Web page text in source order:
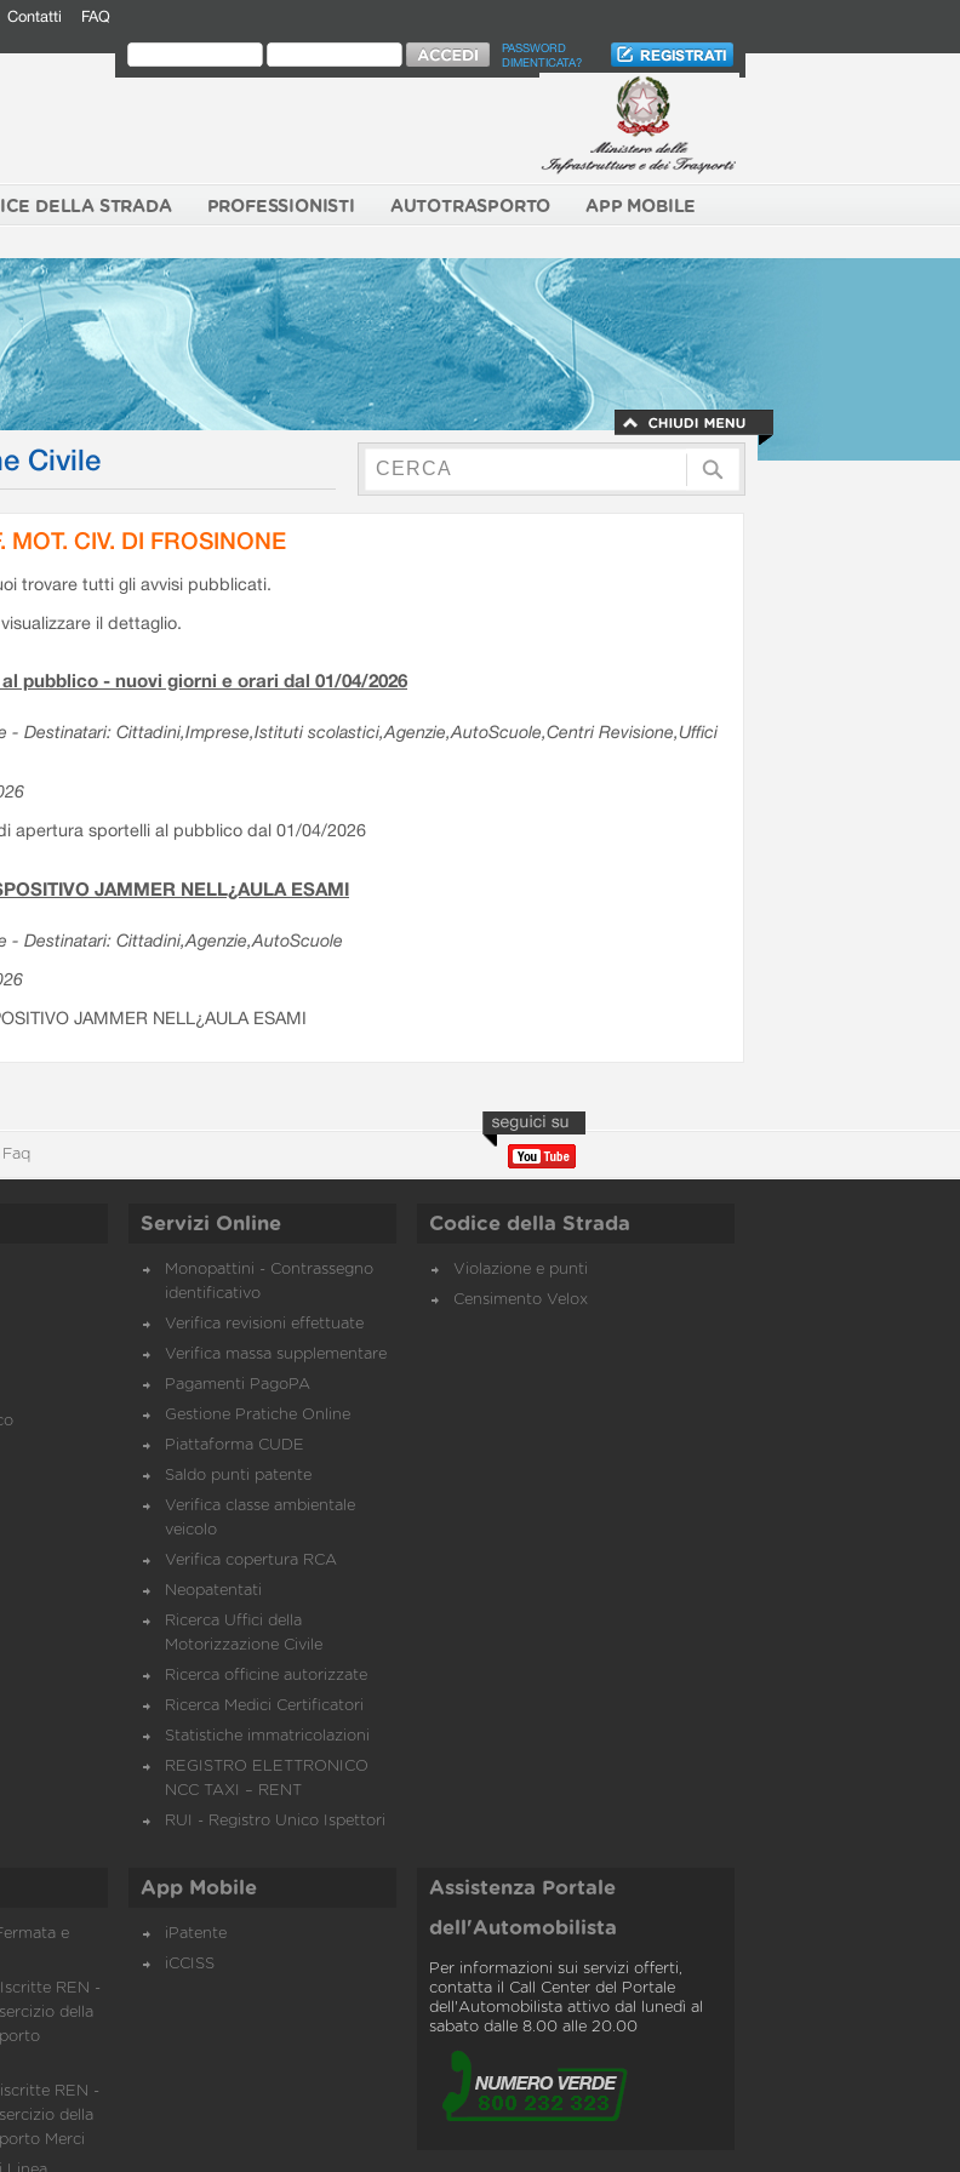
Contatti FAQ
PASSWORD
DIMENTICATA?
DELLA STRADA PROFESSIONISTI AUTOTRASPORTO APP MOBILE
Civile
CIV. DI FROSINONE
trovare tutti gli avvisi pubblicati.
il dettaglio.
pubblico - nuovi giorni e orari dal 01/04/2026
- Destinatari: Cittadini,Imprese,Istituti scolastici,Agenzie,AutoScuole,Centri Revisione,Uffici
apertura sportelli al pubblico dal 01/04/2026
JAMMER NELL¿AULA ESAMI
- Destinatari: Cittadini,Agenzie,AutoScuole
JAMMER NELL¿AULA ESAMI
Faq
Servizi Online
Monopattini - Contrassegno
identificativo
Verifica revisioni effettuate
Verifica massa supplementare
Pagamenti PagoPA
Gestione Pratiche Online
Piattaforma CUDE
Saldo punti patente
Verifica classe ambientale
veicolo
Verifica copertura RCA
Neopatentati
Ricerca Uffici della
Motorizzazione Civile
Ricerca officine autorizzate
Ricerca Medici Certificatori
Statistiche immatricolazioni
REGISTRO ELETTRONICO
NCC TAXI – RENT
RUI - Registro Unico Ispettori
Codice della Strada
Violazione e punti
Censimento Velox
e
REN -
della
REN -
della
Merci
App Mobile
iPatente
iCCISS
Assistenza Portale
dell'Automobilista
Per informazioni sui servizi offerti,
contatta il Call Center del Portale
dell'Automobilista attivo dal lunedì al
sabato dalle 8.00 alle 20.00